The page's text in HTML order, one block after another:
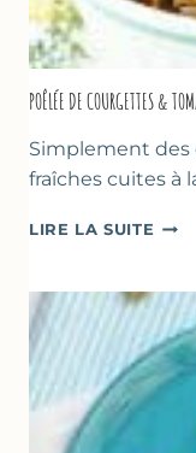
POÊLÉE DE COURGETTES &
Simplement
fraîches cuites à
LIRE LA SUITE
&
AU
THYM